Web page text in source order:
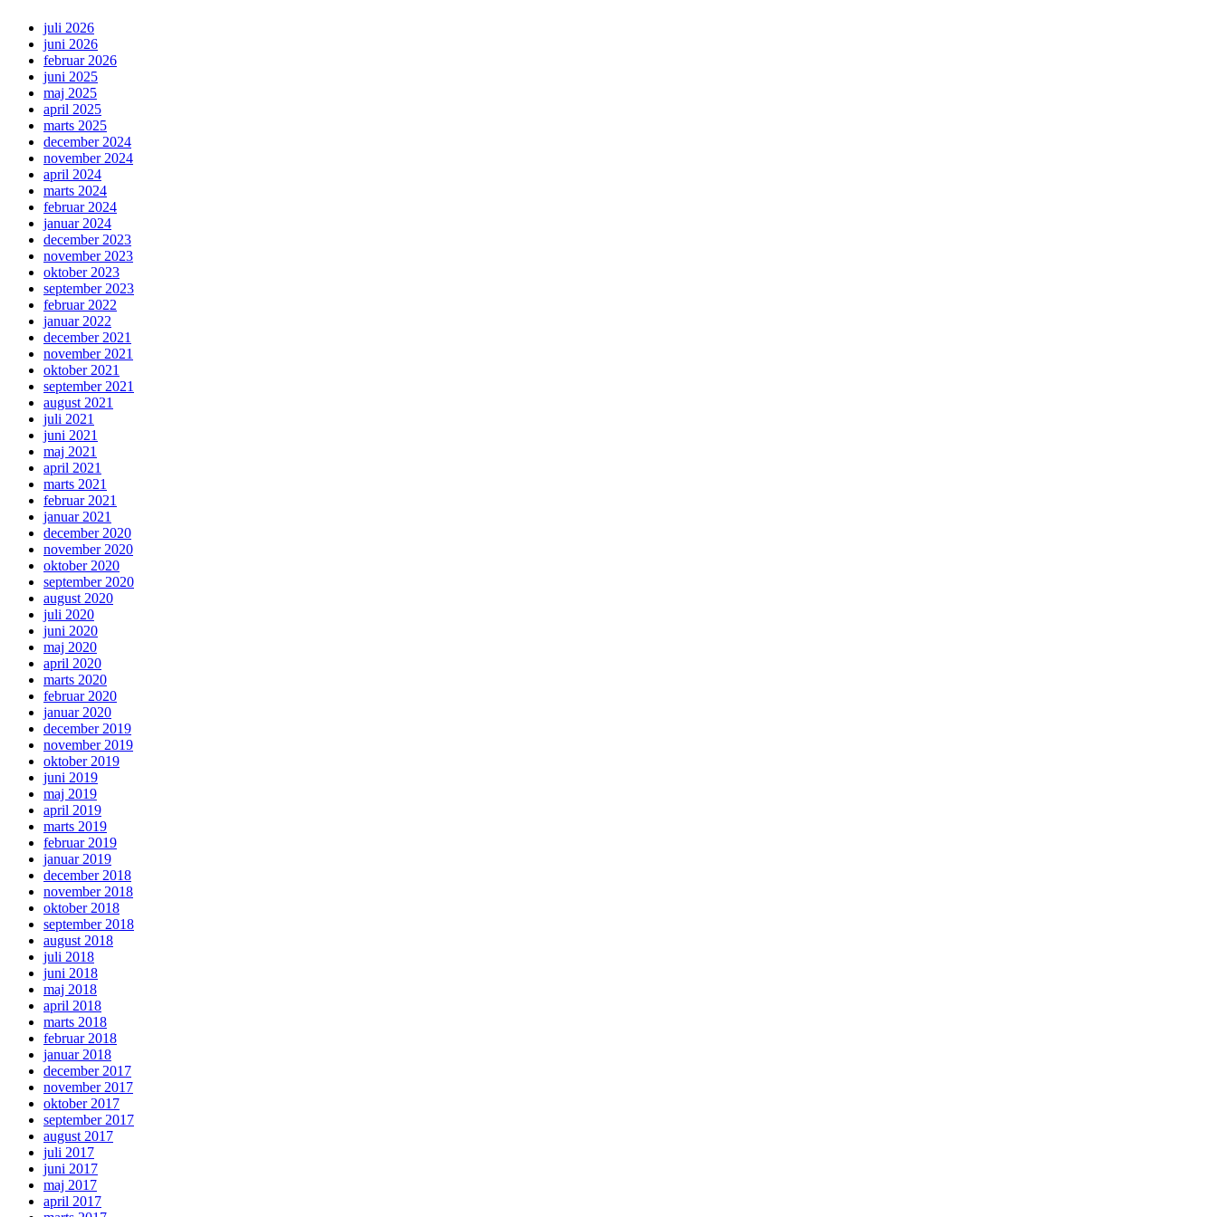
juli 2026
juni 2026
februar 2026
juni 2025
maj 2025
april 2025
marts 2025
december 2024
november 2024
april 2024
marts 2024
februar 2024
januar 2024
december 2023
november 2023
oktober 2023
september 2023
februar 2022
januar 2022
december 2021
november 2021
oktober 2021
september 2021
august 2021
juli 2021
juni 2021
maj 2021
april 2021
marts 2021
februar 2021
januar 2021
december 2020
november 2020
oktober 2020
september 2020
august 2020
juli 2020
juni 2020
maj 2020
april 2020
marts 2020
februar 2020
januar 2020
december 2019
november 2019
oktober 2019
juni 2019
maj 2019
april 2019
marts 2019
februar 2019
januar 2019
december 2018
november 2018
oktober 2018
september 2018
august 2018
juli 2018
juni 2018
maj 2018
april 2018
marts 2018
februar 2018
januar 2018
december 2017
november 2017
oktober 2017
september 2017
august 2017
juli 2017
juni 2017
maj 2017
april 2017